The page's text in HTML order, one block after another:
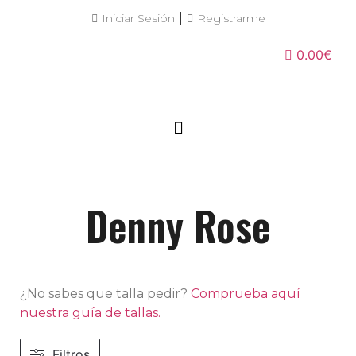
Iniciar Sesión Registrarme
0.00€
Denny Rose
¿No sabes que talla pedir? Comprueba aquí
nuestra guía de tallas.